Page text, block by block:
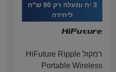
3 יח ומעלה רק 90 ש"ח
ליחידה
רמקול HiFuture Ripple
Portable Wireless